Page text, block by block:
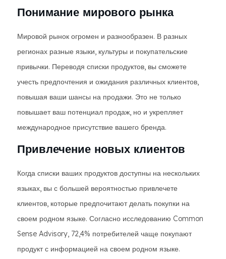
Понимание мирового рынка
Мировой рынок огромен и разнообразен. В разных
регионах разные языки, культуры и покупательские
привычки. Переводя списки продуктов, вы сможете
учесть предпочтения и ожидания различных клиентов,
повышая ваши шансы на продажи. Это не только
повышает ваш потенциал продаж, но и укрепляет
международное присутствие вашего бренда.
Привлечение новых клиентов
Когда списки ваших продуктов доступны на нескольких
языках, вы с большей вероятностью привлечете
клиентов, которые предпочитают делать покупки на
своем родном языке. Согласно исследованию Common
Sense Advisory, 72,4% потребителей чаще покупают
продукт с информацией на своем родном языке.